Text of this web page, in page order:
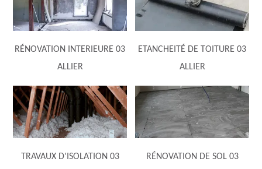
RÉNOVATION INTERIEURE 03
ALLIER
ETANCHEITÉ DE TOITURE 03
ALLIER
TRAVAUX D'ISOLATION 03
RÉNOVATION DE SOL 03